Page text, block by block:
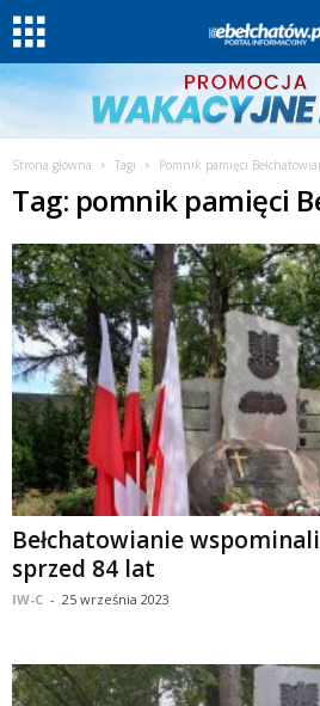
Strona główna Tagi Pomnik pamięci
Tag: pomnik pamięci
Bełchatowianie
sprzed 84 lat
IW-C - 25 września 2023